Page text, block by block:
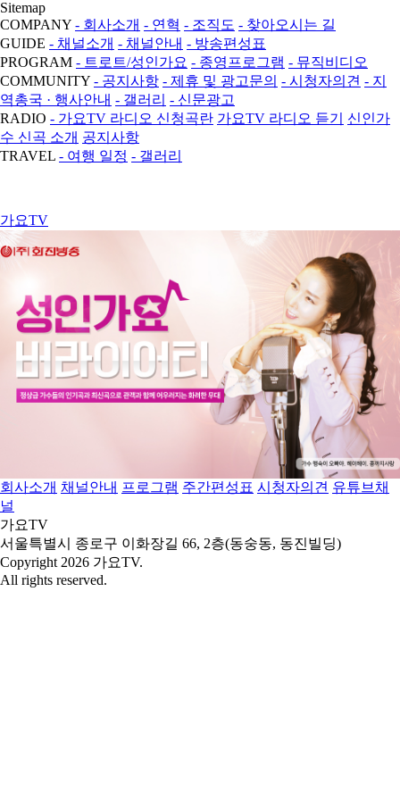
Sitemap
COMPANY - 회사소개 - 연혁 - 조직도 - 찾아오시는 길
GUIDE - 채널소개 - 채널안내 - 방송편성표
PROGRAM - 트로트/성인가요 - 종영프로그램 - 뮤직비디오
COMMUNITY - 공지사항 - 제휴 및 광고문의 - 시청자의견 - 지
역총국 · 행사안내 - 갤러리 - 신문광고
RADIO - 가요TV 라디오 신청곡란 가요TV 라디오 듣기
신인가
수 신곡 소개 공지사항
TRAVEL - 여행 일정 - 갤러리
가요TV
회사소개 채널안내 프로그램 주간편성표 시청자의견 유튜브채
널
가요TV
서울특별시 종로구 이화장길 66, 2층(동숭동, 동진빌딩)
Copyright 2026 가요TV.
All rights reserved.